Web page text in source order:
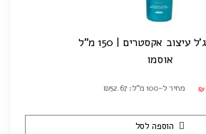
אוסמו
₪ מחיר ל-100 מ"ל: ₪52.67
הוספה לסל